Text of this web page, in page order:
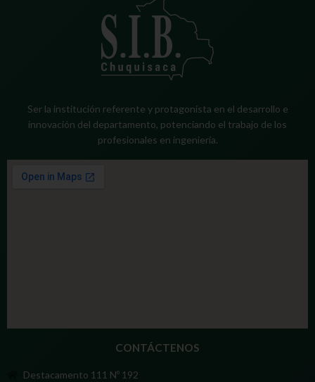
Ser la institución referente y protagonista en el desarrollo e
innovación del departamento, potenciando el trabajo de los
profesionales en ingeniería.
CONTÁCTENOS
Destacamento 111 Nº 192